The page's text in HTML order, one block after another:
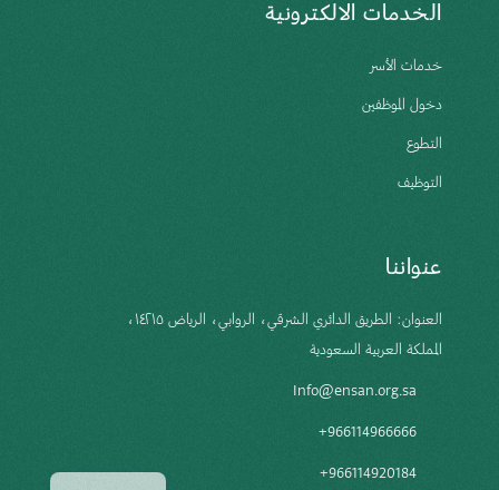
الخدمات الالكترونية
خدمات الأسر
دخول الموظفين
التطوع
التوظيف
عنواننا
العنوان: الطريق الدائري الشرقي، الروابي، الرياض ١٤٢١٥،
المملكة العربية السعودية
Info@ensan.org.sa
966114966666+
966114920184+